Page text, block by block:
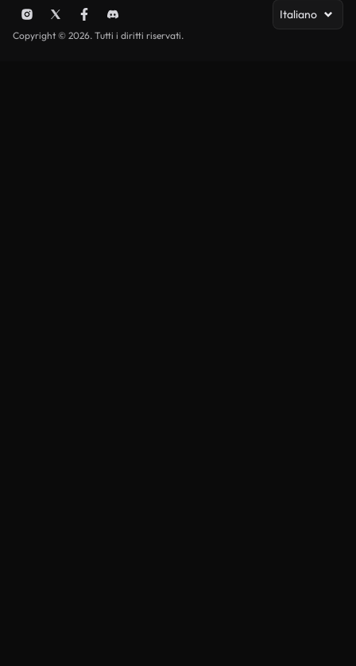
Italiano
Copyright © 2026. Tutti i diritti riservati.